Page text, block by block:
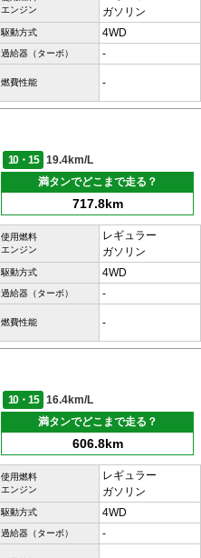
エンジン
ガソリン
駆動方式 4WD
過給器（ターボ） -
燃費性能 -
10・15
19.4km/L
満タンでどこまで走る？
717.8km
使用燃料
エンジン
レギュラー
ガソリン
駆動方式 4WD
過給器（ターボ） -
燃費性能 -
10・15
16.4km/L
満タンでどこまで走る？
606.8km
使用燃料
エンジン
レギュラー
ガソリン
駆動方式 4WD
過給器（ターボ） -